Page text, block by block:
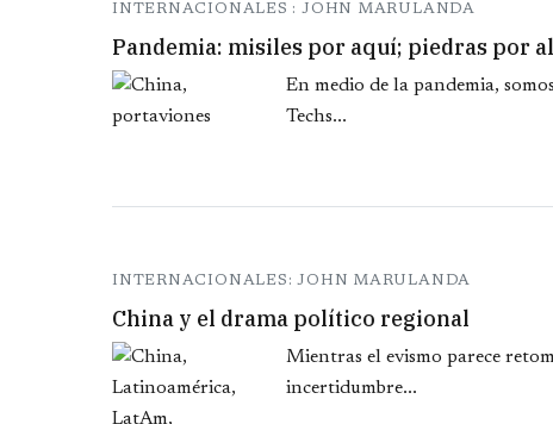
INTERNACIONALES : JOHN MARULANDA
Pandemia: misiles por aquí; piedras por
En medio de la pandemia,
Techs...
INTERNACIONALES: JOHN MARULANDA
China y el drama político regional
Mientras el evismo parece
incertidumbre...